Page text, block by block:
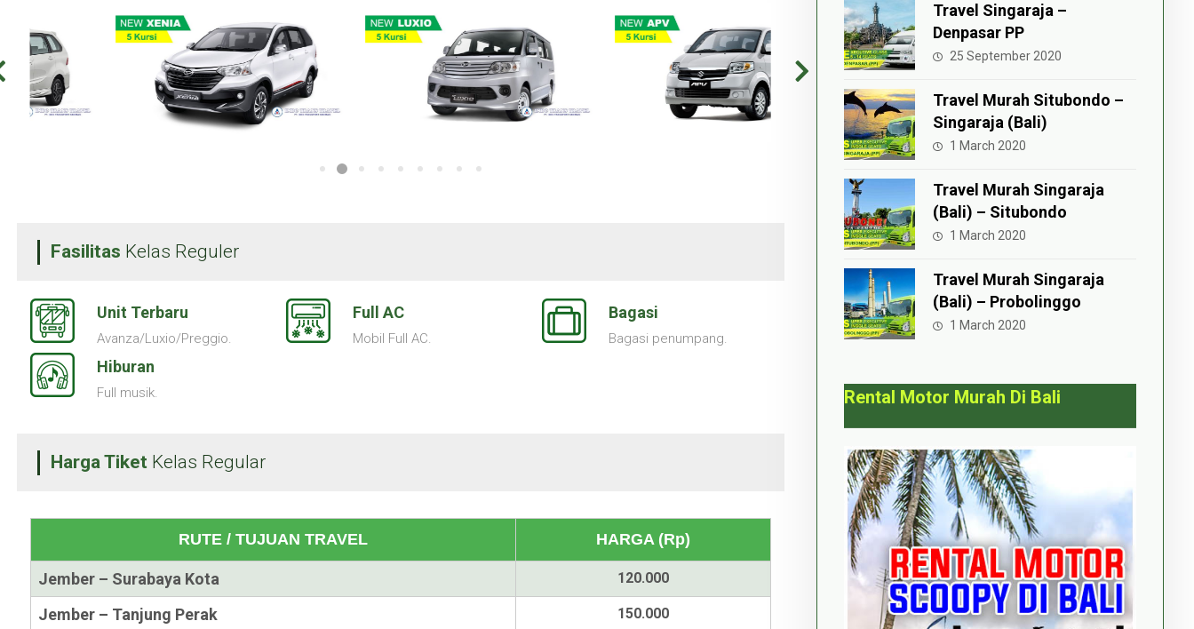
Fasilitas Kelas Reguler
Unit Terbaru
Avanza/Luxio/Preggio.
Hiburan
Full musik.
Full AC
Mobil Full AC.
Bagasi
Bagasi penumpang.
Harga Tiket Kelas Regular
RUTE / TUJUAN TRAVEL HARGA (Rp)
Jember – Surabaya Kota 120.000
Jember – Tanjung Perak 150.000
Travel Singaraja –
Denpasar PP
25 September 2020
Travel Murah Situbondo –
Singaraja (Bali)
1 March 2020
Travel Murah Singaraja
(Bali) – Situbondo
1 March 2020
Travel Murah Singaraja
(Bali) – Probolinggo
1 March 2020
Rental Motor Murah Di Bali